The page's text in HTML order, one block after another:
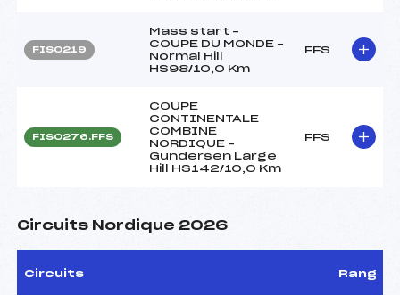
FIS0219
Mass start –
COUPE DU MONDE –
Normal Hill
HS98/10,0 Km
FFS
FIS0276.FFS
COUPE
CONTINENTALE
COMBINE
NORDIQUE –
Gundersen Large
Hill HS142/10,0 Km
FFS
Circuits Nordique 2026
Circuits Rang